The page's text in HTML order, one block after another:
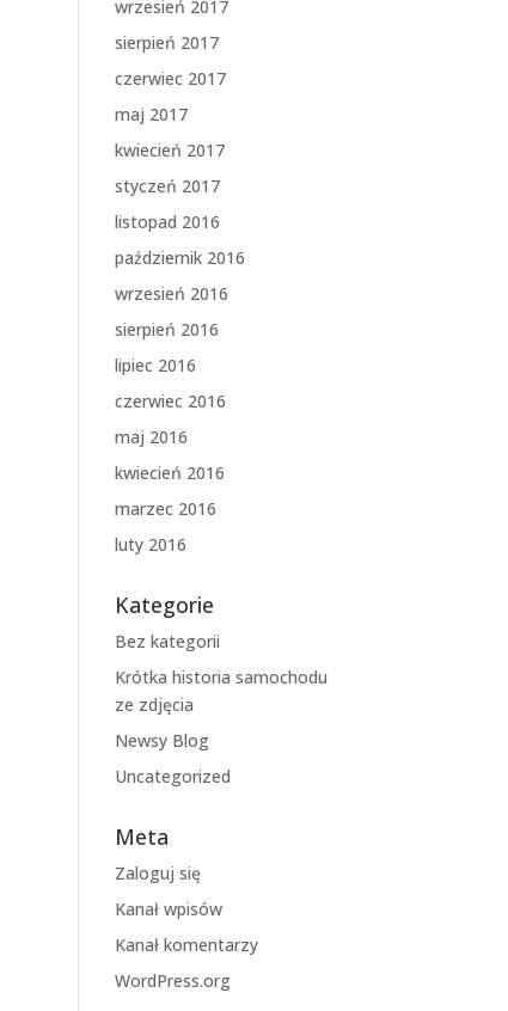
wrzesień 2017
sierpień 2017
czerwiec 2017
maj 2017
kwiecień 2017
styczeń 2017
listopad 2016
październik 2016
wrzesień 2016
sierpień 2016
lipiec 2016
czerwiec 2016
maj 2016
kwiecień 2016
marzec 2016
luty 2016
Kategorie
Bez kategorii
Krótka historia samochodu
ze zdjęcia
Newsy Blog
Uncategorized
Meta
Zaloguj się
Kanał wpisów
Kanał komentarzy
WordPress.org